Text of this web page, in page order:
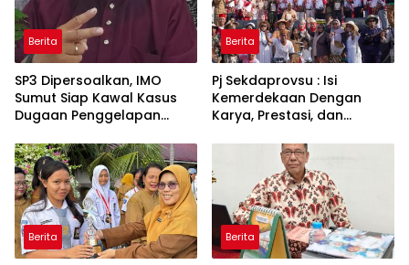
Berita
SP3 Dipersoalkan, IMO
Sumut Siap Kawal Kasus
Dugaan Penggelapan
Dinyatakan Sah, Mengapa
Perkara Dihentikan?”
Berita
Pj Sekdaprovsu : Isi
Kemerdekaan Dengan
Karya, Prestasi, dan
Berita Berita